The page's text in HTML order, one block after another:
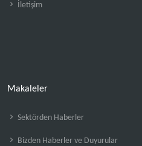
İletişim
Makaleler
Sektörden Haberler
Bizden Haberler ve Duyurular